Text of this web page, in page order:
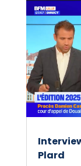
Plard